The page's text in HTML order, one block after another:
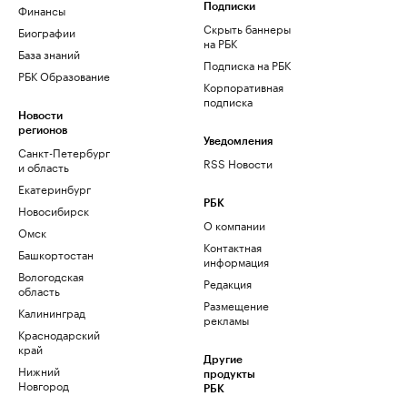
Финансы
Биографии
База знаний
РБК Образование
Новости
регионов
Санкт-Петербург
и область
Екатеринбург
Новосибирск
Омск
Башкортостан
Вологодская
область
Калининград
Краснодарский
край
Нижний
Новгород
Подписки
Скрыть баннеры
на РБК
Подписка на РБК
Корпоративная
подписка
Уведомления
RSS Новости
РБК
О компании
Контактная
информация
Редакция
Размещение
рекламы
Другие
продукты
РБК